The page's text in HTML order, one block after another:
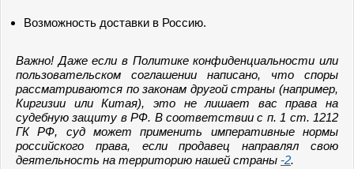
Возможность доставки в Россию.
Важно! Даже если в Политике конфиденциальности или
пользовательском соглашении написано, что споры
рассматриваются по законам другой страны (например,
Киргизии или Китая), это не лишает вас права на
судебную защиту в РФ. В соответствии с п. 1 ст. 1212
ГК РФ, суд может применить императивные нормы
российского права, если продавец направлял свою
деятельность на территорию нашей страны -2.